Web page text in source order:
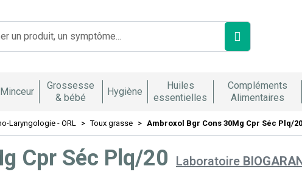
Minceur
Grossesse
& bébé
Hygiène
Huiles
essentielles
Compléments
Alimentaires
Laryngologie - ORL Toux grasse Ambroxol Bgr Cons 30Mg Cpr Séc Plq/20
Cpr Séc Plq/20 Laboratoire